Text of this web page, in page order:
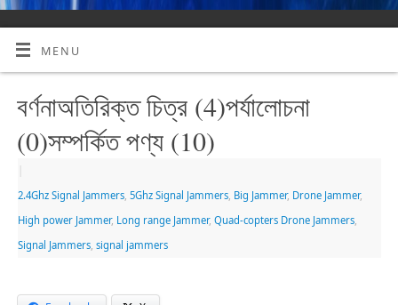
MENU
বর্ণনাঅতিরিক্ত চিত্র (4)পর্যালোচনা
(0)সম্পর্কিত পণ্য (10)
2.4Ghz Signal Jammers, 5Ghz Signal Jammers, Big Jammer, Drone Jammer,
High power Jammer, Long range Jammer, Quad-copters Drone Jammers,
Signal Jammers, signal jammers